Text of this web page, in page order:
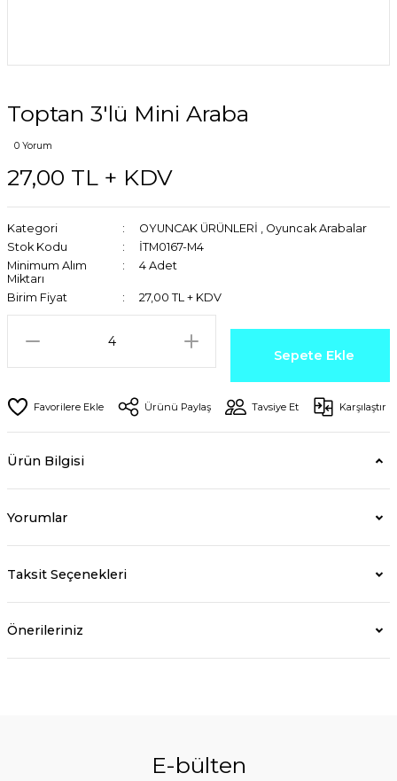
Toptan 3'lü Mini Araba
0 Yorum
27,00 TL + KDV
Kategori OYUNCAK ÜRÜNLERİ , Oyuncak Arabalar
Stok Kodu
İTM0167-M4
Minimum Alım
Miktarı
4 Adet
Birim Fiyat 27,00 TL + KDV
Sepete Ekle
Ürünü Paylaş Tavsiye Et Karşılaştır
Ürün Bilgisi
Yorumlar
Taksit Seçenekleri
Önerileriniz
E-bülten